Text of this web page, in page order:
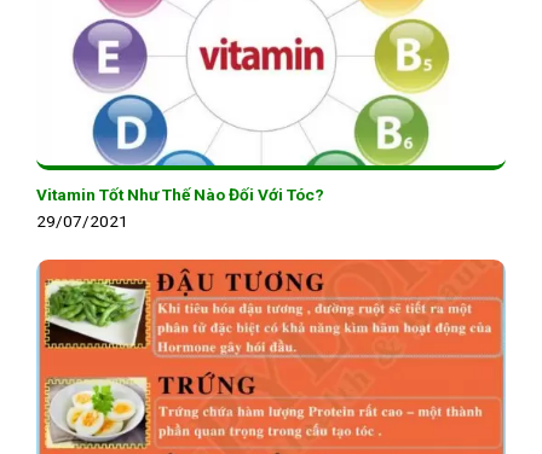
Vitamin Tốt Như Thế Nào Đối Với Tóc?
29/07/2021